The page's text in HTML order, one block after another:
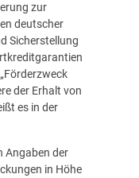
zur
deutscher
Sicherstellung
der Erhalt von
es in der
Angaben der
in Höhe